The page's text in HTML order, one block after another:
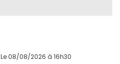
Le 08/08/2026 à 16h30